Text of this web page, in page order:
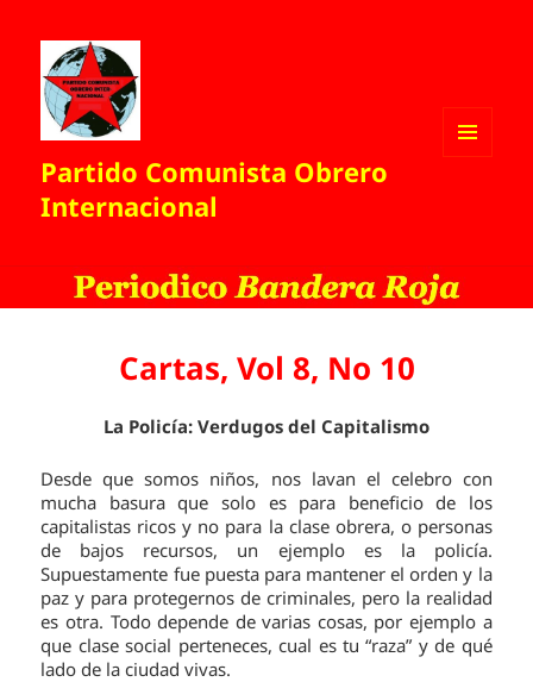
Partido Comunista Obrero
Internacional
Cartas, Vol 8, No 10
La Policía: Verdugos del Capitalismo
Desde que somos niños, nos lavan el celebro con
mucha basura que solo es para beneficio de los
capitalistas ricos y no para la clase obrera, o personas
de bajos recursos, un ejemplo es la policía.
Supuestamente fue puesta para mantener el orden y la
paz y para protegernos de criminales, pero la realidad
es otra. Todo depende de varias cosas, por ejemplo a
que clase social perteneces, cual es tu “raza” y de qué
lado de la ciudad vivas.